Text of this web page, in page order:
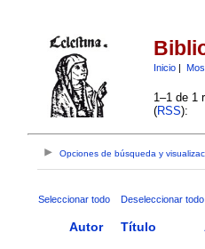
Inicio|
1–1 de 1
(RSS):
Opciones de búsqueda y
Seleccionar todo Deseleccionar todo
Autor Título